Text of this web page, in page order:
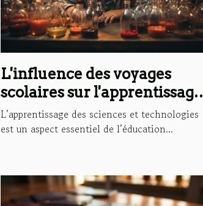
L'influence des voyages
scolaires sur l'apprentissage
des sciences et technologies
L’apprentissage des sciences et technologies
est un aspect essentiel de l’éducation...